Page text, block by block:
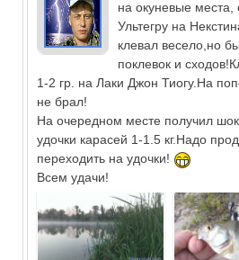
на окуневые места,
Ультегру на
клевал весело,но
поклевок и
1-2 гр. на Лаки Джон Тиогу.На
не брал!
На очередном месте получил
удочки карасей 1-1.5 кг.Надо
переходить на удочки!
Всем удачи!